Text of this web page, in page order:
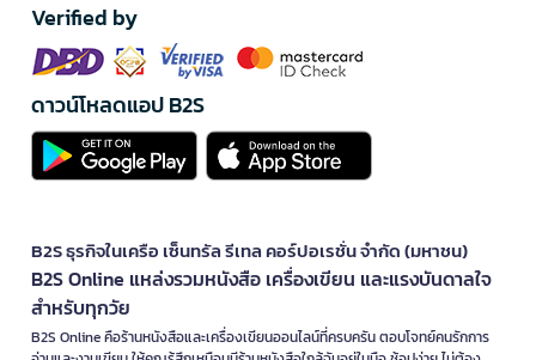
Verified by
ดาวน์โหลดแอป B2S
B2S ธุรกิจในเครือ เซ็นทรัล รีเทล คอร์ปอเรชั่น จำกัด (มหาชน)
B2S Online แหล่งรวมหนังสือ เครื่องเขียน และแรงบันดาลใจ
สำหรับทุกวัย
B2S Online คือร้านหนังสือและเครื่องเขียนออนไลน์ที่ครบครัน ตอบโจทย์คนรักการ